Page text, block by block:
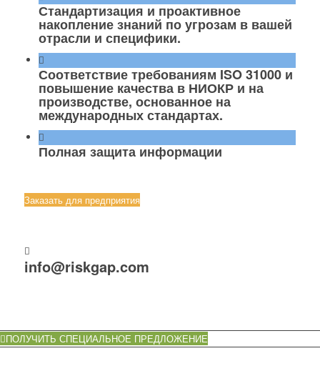
Стандартизация и проактивное
накопление знаний по угрозам в вашей
отрасли и специфики.
Соответствие требованиям ISO 31000 и
повышение качества в НИОКР и на
производстве, основанное на
международных стандартах.
Полная защита информации
Заказать для предприятия
info@riskgap.com
ПОЛУЧИТЬ СПЕЦИАЛЬНОЕ ПРЕДЛОЖЕНИЕ